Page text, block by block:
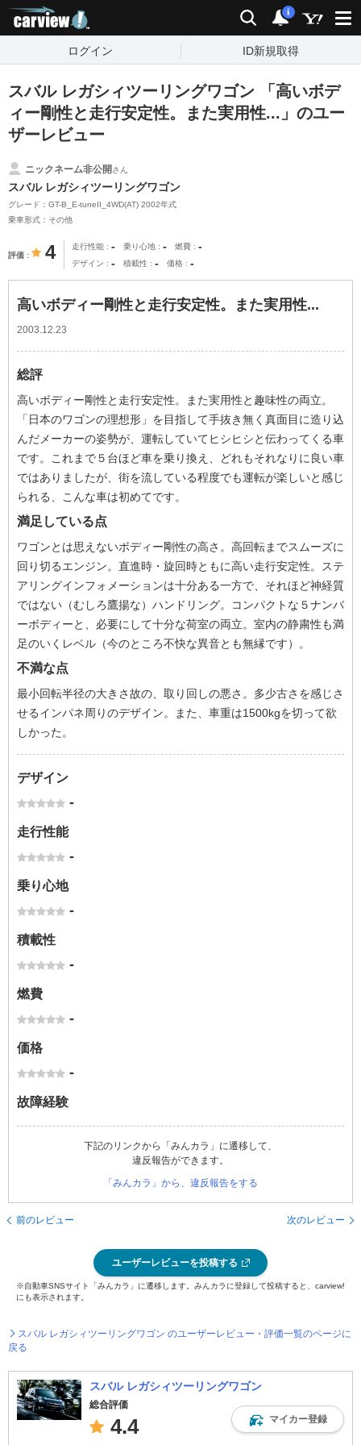
検索 通知
i
ログイン ID新規取得
スバル レガシィツーリングワゴン 「高いボデ
ィー剛性と走行安定性。また実用性...」のユー
ザーレビュー
ニックネーム非公開さん
スバル レガシィツーリングワゴン
グレード：GT-B_E-tuneII_4WD(AT) 2002年式
乗車形式：その他
評価 4 走行性能 - 乗り心地 - 燃費 -
デザイン - 積載性 - 価格 -
高いボディー剛性と走行安定性。また実用性...
2003.12.23
総評
高いボディー剛性と走行安定性。また実用性と趣味性の両立。
「日本のワゴンの理想形」を目指して手抜き無く真面目に造り込
んだメーカーの姿勢が、運転していてヒシヒシと伝わってくる車
です。これまで５台ほど車を乗り換え、どれもそれなりに良い車
ではありましたが、街を流している程度でも運転が楽しいと感じ
られる、こんな車は初めてです。
満足している点
ワゴンとは思えないボディー剛性の高さ。高回転までスムーズに
回り切るエンジン。直進時・旋回時ともに高い走行安定性。ステ
アリングインフォメーションは十分ある一方で、それほど神経質
ではない（むしろ鷹揚な）ハンドリング。コンパクトな５ナンバ
ーボディーと、必要にして十分な荷室の両立。室内の静粛性も満
足のいくレベル（今のところ不快な異音とも無縁です）。
不満な点
最小回転半径の大きさ故の、取り回しの悪さ。多少古さを感じさ
せるインパネ周りのデザイン。また、車重は1500kgを切って欲
しかった。
デザイン
-
走行性能
-
乗り心地
-
積載性
-
燃費
-
価格
-
故障経験
下記のリンクから「みんカラ」に遷移して、
違反報告ができます。
「みんカラ」から、違反報告をする
前のレビュー 次のレビュー
ユーザーレビューを投稿する
※自動車SNSサイト「みんカラ」に遷移します。みんカラに登録して投稿すると、carview!
にも表示されます。
スバル レガシィツーリングワゴン のユーザーレビュー・評価一覧のページに
戻る
スバル レガシィツーリングワゴン
総合評価
4.4 マイカー登録